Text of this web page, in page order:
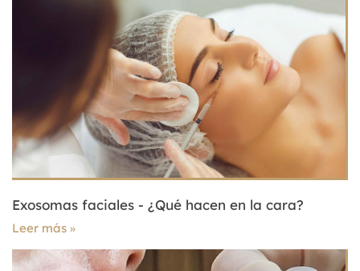
Exosomas faciales - ¿Qué hacen en la cara?
Leer más